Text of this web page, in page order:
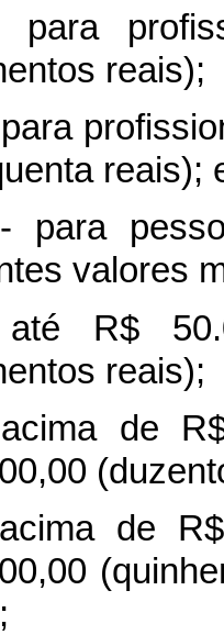
reais);
reais);
para
valores
R$
reais);
de
de